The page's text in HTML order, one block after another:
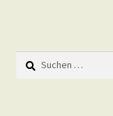
Suchen
nach: